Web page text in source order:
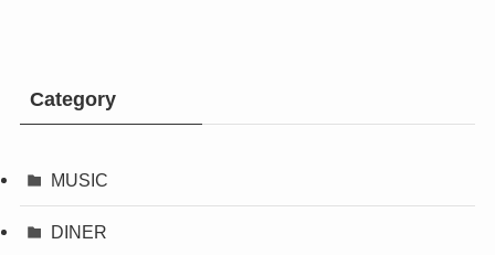
Category
MUSIC
DINER